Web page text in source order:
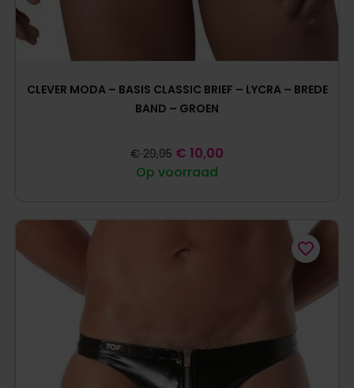
CLEVER MODA – BASIS CLASSIC BRIEF – LYCRA – BREDE
BAND – GROEN
Op voorraad
€ 29,95 € 10,00